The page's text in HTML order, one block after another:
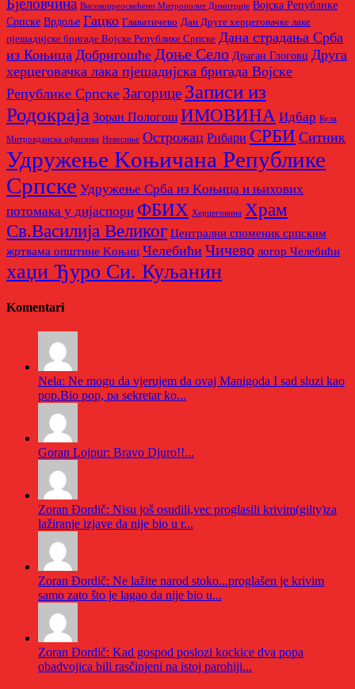
Бјеловчина Високопреосвећени Митрополит Димитрије Војска Републике
Српске Врдоље Гацко Главатичево Дан Друге херцеговачке лаке
пјешадијске бригаде Војске Републике Српске Дана страдања Срба
из Коњица Добригошће Доње Село Драган Глоговц Друга
херцеговачка лака пјешадијска бригада Војске
Републике Српске Загорице Записи из
Родoкраја Зоран Пологош ИМОВИНА Идбар Кула
Митровданска офанзива Невесињe Острожац Рибари СРБИ Ситник
Удружење Kоњичана Републике
Српске Удружење Срба из Kоњица и њихових
потомака у дијаспори ФБИХ Херцеговина Храм
Св.Василија Великог Централни споменик српским
жртвама општине Kоњиц Челебићи Чичево логор Челебићи
хаџи Ђуро Си. Куљанин
Komentari
Nela: Ne mogu da vjerujem da ovaj Manigoda I sad sluzi kao
pop.Bio pop, pa sekretar ko...
Goran Lojpur: Bravo Djuro!!...
Zoran Đordič: Nisu još osudili,vec proglasili krivim(gilty)za
lažiranje izjave da nije bio u r...
Zoran Đordič: Ne lažite narod stoko...proglašen je krivim
samo zato što je lagao da nije bio u...
Zoran Đordič: Kad gospod poslozi kockice dva popa
obadvojica bili rasčinjeni na istoj parohiji...